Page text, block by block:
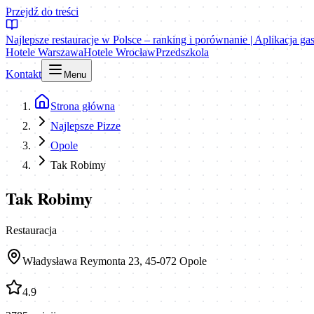
Przejdź do treści
Najlepsze restauracje w Polsce – ranking i porównanie | Aplikacja
Hotele WarszawaHotele WrocławPrzedszkola
Kontakt
Menu
Strona główna
Najlepsze Pizze
Opole
Tak Robimy
Tak Robimy
Restauracja
Władysława Reymonta 23, 45-072 Opole
4.9